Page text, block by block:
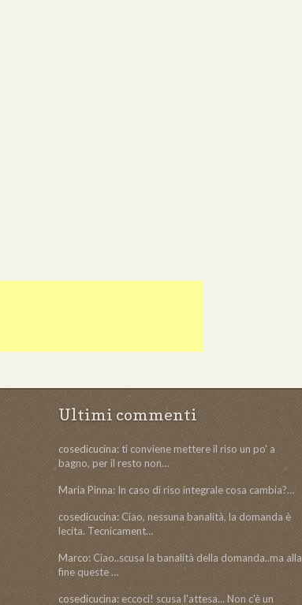
Ultimi commenti
cosedicucina: ti conviene mettere il riso un po' a
bagno, per il resto non…
Maria Pinna: In caso di riso integrale cosa cambia?…
cosedicucina: Ciao, nessuna banalità, la domanda è
lecita. Tecnicament…
Marco: Ciao..scusa la banalità della domanda..ma alla
fine queste …
cosedicucina: eccoci! scusa l'attesa... Non c'è un